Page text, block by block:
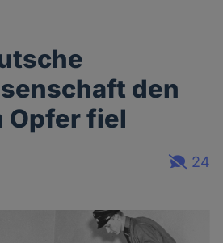
den
Opfer fiel
24